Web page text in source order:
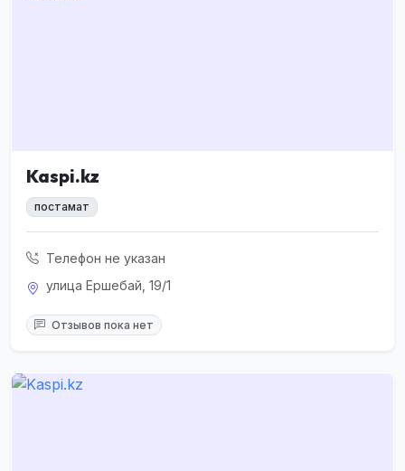
Kaspi.kz
постамат
Телефон не указан
улица Ершебай, 19/1
Отзывов пока нет